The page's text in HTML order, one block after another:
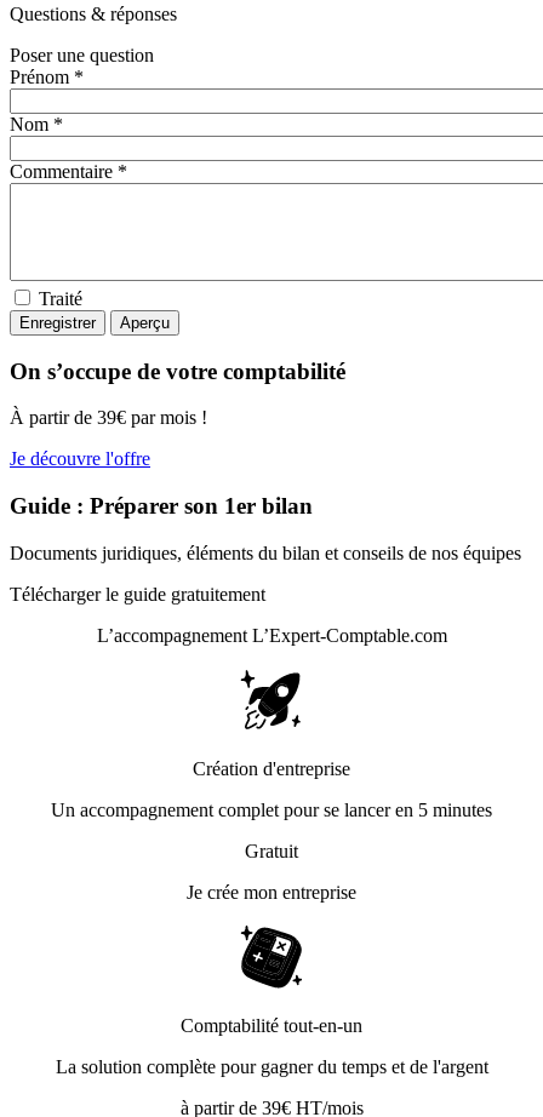
Questions & réponses
Poser une question
Prénom *
Nom *
Commentaire *
Traité
On s’occupe de votre comptabilité
À partir de 39€ par mois !
Je découvre l'offre
Guide : Préparer son 1er bilan
Documents juridiques, éléments du bilan et conseils de nos équipes
Télécharger le guide gratuitement
L’accompagnement L’Expert-Comptable.com
Création d'entreprise
Un accompagnement complet pour se lancer en 5 minutes
Gratuit
Je crée mon entreprise
Comptabilité tout-en-un
La solution complète pour gagner du temps et de l'argent
à partir de 39€ HT/mois